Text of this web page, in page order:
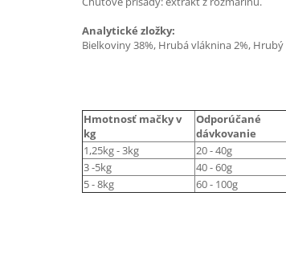
Analytické zložky:
Bielkoviny 38%, Hrubá vláknina 2%,
Hmotnosť mačky v
kg
Odporúčané
dávkovanie
1,25kg - 3kg
20 - 40g
3 -5kg
40 - 60g
5 - 8kg
60 - 100g